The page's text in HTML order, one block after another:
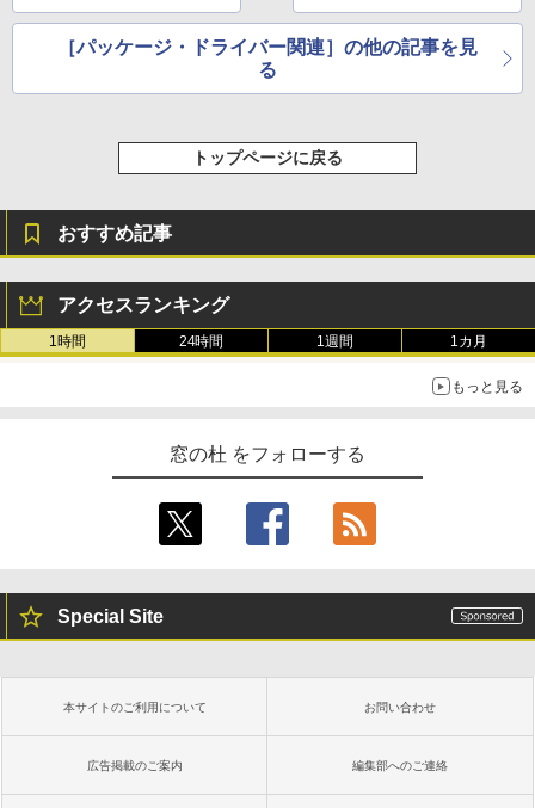
［パッケージ・ドライバー関連］の他の記事を見
る
トップページに戻る
おすすめ記事
アクセスランキング
1時間 24時間 1週間 1カ月
もっと見る
窓の杜 をフォローする
Special Site
本サイトのご利用について お問い合わせ
広告掲載のご案内 編集部へのご連絡